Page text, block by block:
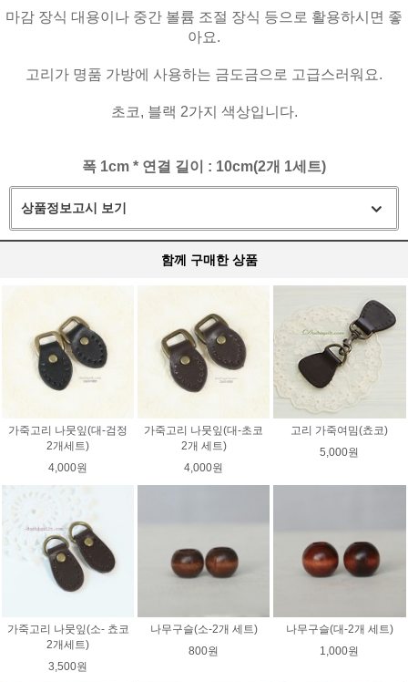
마감 장식 대용이나 중간 볼륨 조절 장식 등으로 활용하시면 좋
아요.
고리가 명품 가방에 사용하는 금도금으로 고급스러워요.
초코, 블랙 2가지 색상입니다.
폭 1cm * 연결 길이 : 10cm(2개 1세트)
상품정보고시 보기
함께 구매한 상품
가죽고리 나뭇잎(대-검정
2개세트)
4,000원
가죽고리 나뭇잎(대-초코
2개 세트)
4,000원
고리 가죽여밈(쵸코)
5,000원
가죽고리 나뭇잎(소- 쵸코
2개세트)
3,500원
나무구슬(소-2개 세트)
800원
나무구슬(대-2개 세트)
1,000원